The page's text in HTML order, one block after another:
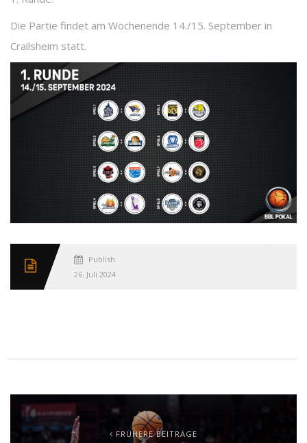
Die Partie findet am Wochenende 14./15. September in
Crailsheim statt.
Published
26. Juli 2024
FRÜHERE BEITRÄGE